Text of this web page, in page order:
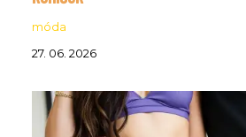
móda
27. 06. 2026